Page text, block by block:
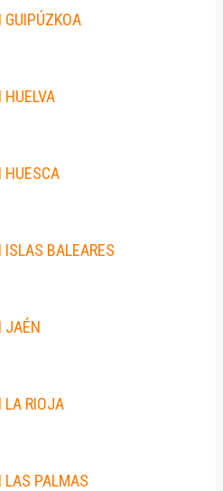
GUIPÚZKOA
HUELVA
HUESCA
ISLAS BALEARES
JAÉN
LA RIOJA
LAS PALMAS